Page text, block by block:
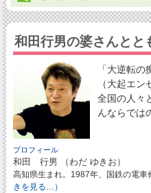
和田行男の婆さんとと
「大逆転
（大起エン
全国の人々
んならでは
プロフィール
和田 行男 （わだ ゆきお）
高知県生まれ。1987年、国鉄の電車
きを見る…）